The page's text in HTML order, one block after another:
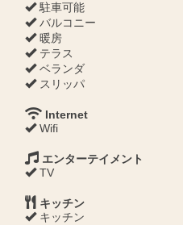
駐車可能
バルコニー
暖房
テラス
ベランダ
スリッパ
Internet
Wifi
エンターテイメント
TV
キッチン
キッチン